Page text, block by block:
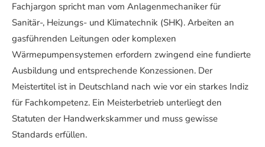
Fachjargon spricht man vom Anlagenmechaniker für
Sanitär-, Heizungs- und Klimatechnik (SHK). Arbeiten an
gasführenden Leitungen oder komplexen
Wärmepumpensystemen erfordern zwingend eine fundierte
Ausbildung und entsprechende Konzessionen. Der
Meistertitel ist in Deutschland nach wie vor ein starkes Indiz
für Fachkompetenz. Ein Meisterbetrieb unterliegt den
Statuten der Handwerkskammer und muss gewisse
Standards erfüllen.